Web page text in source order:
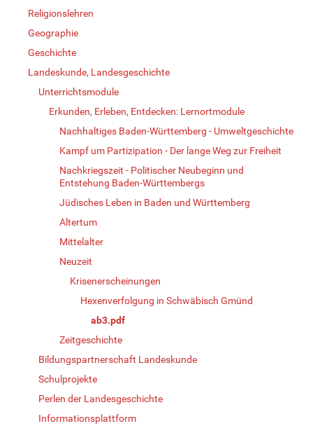
Religionslehren
Geographie
Geschichte
Landeskunde, Landesgeschichte
Unterrichtsmodule
Erkunden, Erleben, Entdecken: Lernortmodule
Nachhaltiges Baden-Württemberg - Umweltgeschichte
Kampf um Partizipation - Der lange Weg zur Freiheit
Nachkriegszeit - Politischer Neubeginn und
Entstehung Baden-Württembergs
Jüdisches Leben in Baden und Württemberg
Altertum
Mittelalter
Neuzeit
Krisenerscheinungen
Hexenverfolgung in Schwäbisch Gmünd
ab3.pdf
Zeitgeschichte
Bildungspartnerschaft Landeskunde
Schulprojekte
Perlen der Landesgeschichte
Informationsplattform